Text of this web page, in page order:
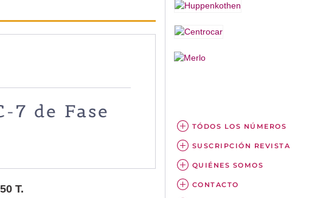
7 de Fase
T.
TÓDOS LOS NÚMEROS
SUSCRIPCIÓN REVISTA
QUIÉNES SOMOS
CONTACTO